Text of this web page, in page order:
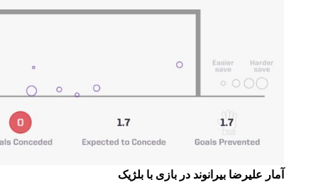
آمار علیرضا بیرانوند در بازی با بلژیک